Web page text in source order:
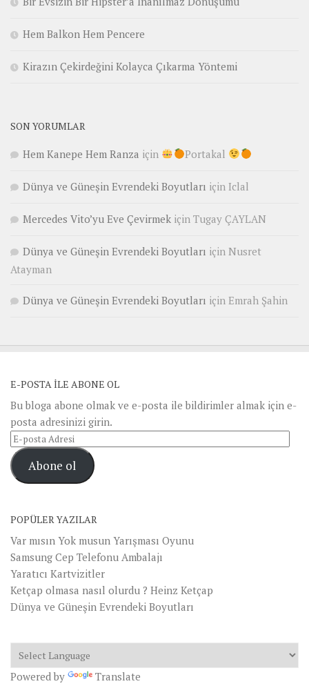
Hem Balkon Hem Pencere
Kirazın Çekirdeğini Kolayca Çıkarma Yöntemi
SON YORUMLAR
Hem Kanepe Hem Ranza için Portakal
Dünya ve Güneşin Evrendeki Boyutları için Iclal
Mercedes Vito’yu Eve Çevirmek için Tugay ÇAYLAN
Dünya ve Güneşin Evrendeki Boyutları için Nusret
Atayman
Dünya ve Güneşin Evrendeki Boyutları için Emrah Şahin
E-POSTA ILE ABONE OL
Bu bloga abone olmak ve e-posta ile bildirimler almak için e-
posta adresinizi girin.
E-
posta
AdresiAbone ol
POPÜLER YAZILAR
Var mısın Yok musun Yarışması Oyunu
Samsung Cep Telefonu Ambalajı
Yaratıcı Kartvizitler
Ketçap olmasa nasıl olurdu ? Heinz Ketçap
Dünya ve Güneşin Evrendeki Boyutları
Powered by Translate